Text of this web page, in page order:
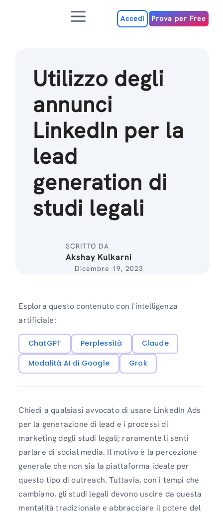
MenuAccedi Prova per Free
Utilizzo degli
annunci
LinkedIn per la
lead
generation di
studi legali
SCRITTO DA
Akshay Kulkarni
Dicembre 19, 2023
Esplora questo contenuto con l'intelligenza
artificiale:
ChatGPT Perplessità
Claude
Modalità AI di Google
Grok
Chiedi a qualsiasi avvocato di usare LinkedIn Ads
per la generazione di lead e i processi di
marketing degli studi legali; raramente li senti
parlare di social media. Il motivo è la percezione
generale che non sia la piattaforma ideale per
questo tipo di outreach. Tuttavia, con i tempi che
cambiano, gli studi legali devono uscire da questa
mentalità tradizionale e abbracciare il potere del